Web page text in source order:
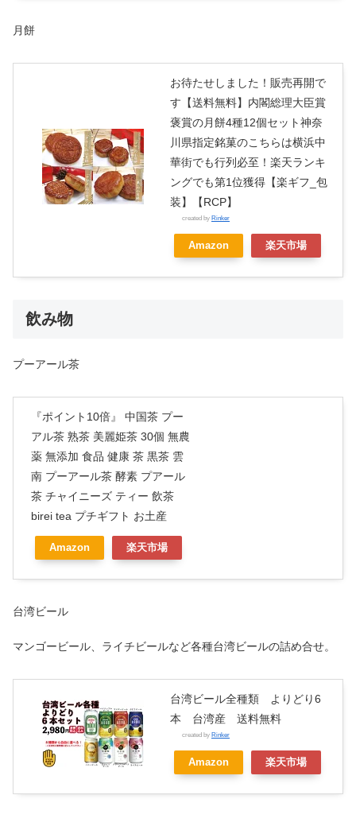
月餅
お待たせしました！販売再開で
す【送料無料】内閣総理大臣賞
褒賞の月餅4種12個セット神奈
川県指定銘菓のこちらは横浜中
華街でも行列必至！楽天ランキ
ングでも第1位獲得【楽ギフ_包
装】【RCP】
created by Rinker
Amazon 楽天市場
飲み物
プーアール茶
『ポイント10倍』 中国茶 プー
アル茶 熟茶 美麗姫茶 30個 無農
薬 無添加 食品 健康 茶 黒茶 雲
南 プーアール茶 酵素 プアール
茶 チャイニーズ ティー 飲茶
birei tea プチギフト お土産
Amazon 楽天市場
台湾ビール
マンゴービール、ライチビールなど各種台湾ビールの詰め合せ。
台湾ビール全種類 よりどり6
本 台湾産 送料無料
created by Rinker
Amazon 楽天市場